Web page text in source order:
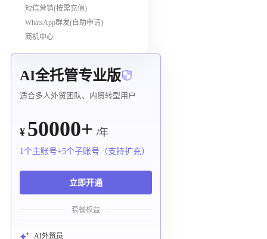
短信营销(按需充值)
WhatsApp群发(自助申请)
商机中心
AI全托管专业版
适合多人外贸团队、内贸转型用户
¥ 50000+ /年
1个主账号+5个子账号（支持扩充）
立即开通
套餐权益
AI外贸员